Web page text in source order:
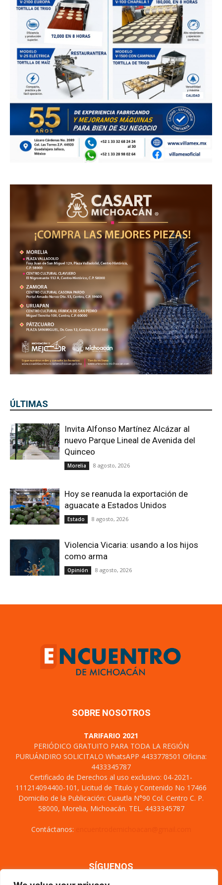
ÚLTIMAS
Invita Alfonso Martínez Alcázar al
nuevo Parque Lineal de Avenida del
Quinceo
Morelia 8 agosto, 2026
Hoy se reanuda la exportación de
aguacate a Estados Unidos
Estado 8 agosto, 2026
Violencia Vicaria: usando a los hijos
como arma
Opinión 8 agosto, 2026
SOBRE NOSOTROS
TARIFARIO 2021
PERIÓDICO GRATUITO PARA TODA LA REGIÓN
PURUÁNDIRO SOLICITALO WhatsAPP 4433778501 Oficina:
4433345787
Certificado de Derechos al uso exclusivo: 04-2021-
111214094400-101, Licitud de Titulo y Contenido No 17466
Domicilio de la Publicación: Cuautla N°90 Col. Centro C. P.
58000, Morelia, Michoacán. TEL. 4433345787
Contáctanos:
SÍGUENOS